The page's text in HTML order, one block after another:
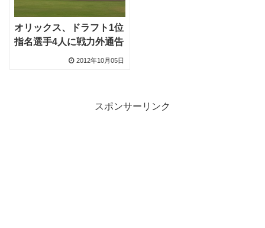
オリックス、ドラフト1位
指名選手4人に戦力外通告
2012年10月05日
スポンサーリンク